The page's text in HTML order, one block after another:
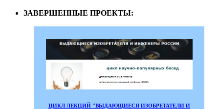
ЗАВЕРШЕННЫЕ ПРОЕКТЫ:
ЦИКЛ ЛЕКЦИЙ "ВЫДАЮЩИЕСЯ ИЗОБРЕТАТЕЛИ И